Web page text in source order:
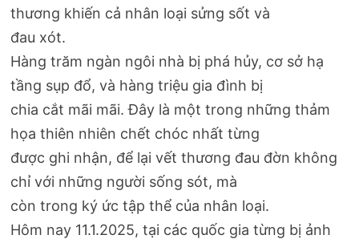
thương khiến cả nhân loại sửng sốt và
đau xót.
Hàng trăm ngàn ngôi nhà bị phá hủy, cơ sở hạ
tầng sụp đổ, và hàng triệu gia đình bị
chia cắt mãi mãi. Đây là một trong những thảm
họa thiên nhiên chết chóc nhất từng
được ghi nhận, để lại vết thương đau đờn không
chỉ với những người sống sót, mà
còn trong ký ức tập thể của nhân loại.
Hôm nay 11.1.2025, tại các quốc gia từng bị ảnh